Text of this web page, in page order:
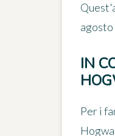
agosto
IN
Per i